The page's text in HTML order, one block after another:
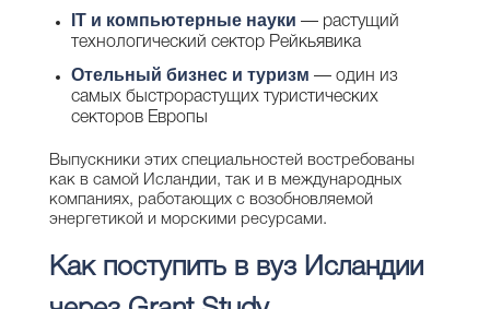
IT и компьютерные науки — растущий
технологический сектор Рейкьявика
Отельный бизнес и туризм — один из
самых быстрорастущих туристических
секторов Европы
Выпускники этих специальностей востребованы
как в самой Исландии, так и в международных
компаниях, работающих с возобновляемой
энергетикой и морскими ресурсами.
Как поступить в вуз Исландии